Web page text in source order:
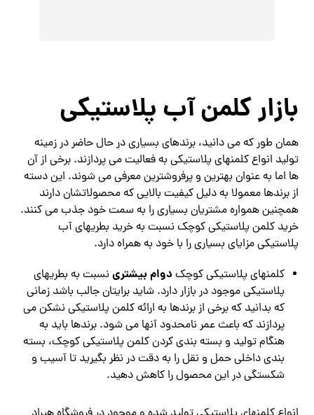
بازار کلمن آب پلاستیکی
همان طور که می دانید، برندهای بسیاری در حال حاضر در زمینه
تولید انواع کلمنهای پلاستیکی به فعالیت می پردازند. برخی از آن
ها اما به عنوان بهترین و پرفروشترین معرفی می شوند. این دسته
از برندها معمولا به دلیل کیفیت بالایی که محصولاتشان دارند
همچنین همواره مشتریان بسیاری را به سمت خود جذب می کنند.
خرید کلمن پلاستیکی کوچک نسبت به خرید بطریهای آب
پلاستیکی مزایای بسیاری را با خود به همراه دارد.
کلمنهای پلاستیکی کوچک دوام بیشتری نسبت به بطریهای
پلاستیکی موجود در بازار دارد. شاید برایتان جالب باشد زمانی
که بدانید که برخی از برندها به ارائه کلمن پلاستیکی نشکن می
پردازند که باعث عمر نامحدود آنها می شود. برندها باید به
هنگام تولید و بسته بندی کردن کلمن پلاستیکی کوچک، بسته
بندی داخلی حمل و نقل را به دقت در نظر بگیرید تا آسیب و
شکستگی در این محصول را کاهش دهید.